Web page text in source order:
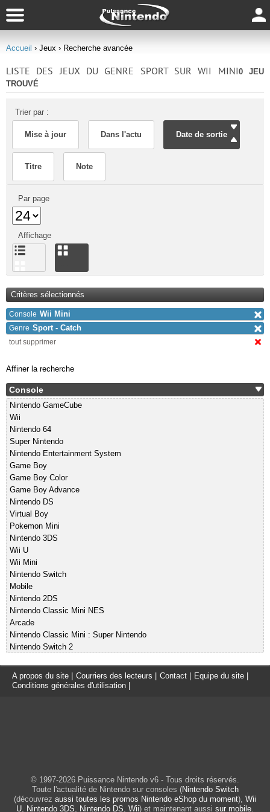
Accueil › Jeux › Recherche avancée
LISTE DES JEUX DU GENRE SPORT SUR WII MINI0 JEU
TROUVÉ
Trier par :
Mise à jour Dans l'actu Date de sortie
Titre Note
Par page
Affichage
Critères sélectionnés
Console Wii Mini
Genre Sport - Catch
tout supprimer
Affiner la recherche
Console
Nintendo GameCube
Wii
Nintendo 64
Super Nintendo
Nintendo Entertainment System
Game Boy
Game Boy Color
Game Boy Advance
Nintendo DS
Virtual Boy
Pokemon Mini
Nintendo 3DS
Wii U
Wii Mini
Nintendo Switch
Mobile
Nintendo 2DS
Nintendo Classic Mini NES
Arcade
Nintendo Classic Mini : Super Nintendo
Nintendo Switch 2
A propos du site Courriers des lecteurs Contact Equipe du site
Conditions générales d'utilisation
© 1997-2026 Puissance Nintendo v6 - Tous droits réservés.
Toute l'actualité de Nintendo sur consoles (Nintendo Switch
(découvrez aussi toutes les promos Nintendo eShop du moment), Wii
U, Nintendo 3DS, Nintendo DS, Wii) et maintenant aussi sur mobile.